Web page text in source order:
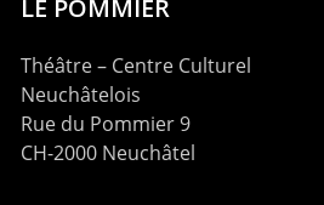
LE POMMIER
Théâtre – Centre Culturel
Neuchâtelois
Rue du Pommier 9
CH-2000 Neuchâtel